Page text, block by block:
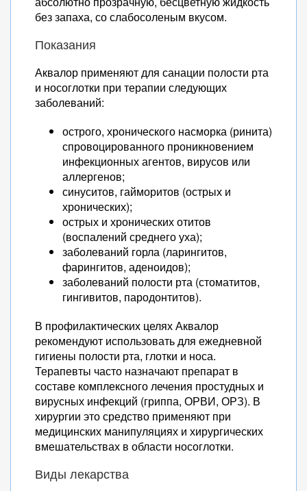
без запаха, со слабосоленым вкусом.
Показания
Аквалор применяют для санации полости рта
и носоглотки при терапии следующих
заболеваний:
острого, хронического насморка (ринита)
спровоцированного проникновением
инфекционных агентов, вирусов или
аллергенов;
синуситов, гайморитов (острых и
хронических);
острых и хронических отитов
(воспалений среднего уха);
заболеваний горла (ларингитов,
фарингитов, аденоидов);
заболеваний полости рта (стоматитов,
гингивитов, пародонтитов).
В профилактических целях Аквалор
рекомендуют использовать для ежедневной
гигиены полости рта, глотки и носа.
Терапевты часто назначают препарат в
составе комплексного лечения простудных и
вирусных инфекций (гриппа, ОРВИ, ОРЗ). В
хирургии это средство применяют при
медицинских манипуляциях и хирургических
вмешательствах в области носоглотки.
Виды лекарства